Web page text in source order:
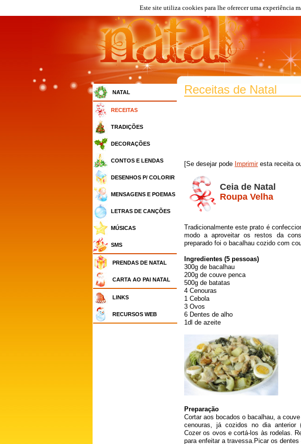
Este site utiliza cookies para lhe oferecer uma experiência
NATAL
RECEITAS
TRADIÇÕES
DECORAÇÕES
CONTOS E LENDAS
DESENHOS P/ COLORIR
MENSAGENS E POEMAS
LETRAS DE CANÇÕES
MÚSICAS
SMS
PRENDAS DE NATAL
CARTA AO PAI NATAL
LINKS
RECURSOS WEB
Receitas de Natal
[Se desejar pode Imprimiresta receita
Ceia de Natal
Roupa Velha
Tradicionalmente este prato é
modo a aproveitar os restos da
preparado foi o bacalhau cozido com
Ingredientes (5 pessoas)
300g de bacalhau
200g de couve penca
500g de batatas
4 Cenouras
1 Cebola
3 Ovos
6 Dentes de alho
1dl de azeite
Preparação
Cortar aos bocados o bacalhau, a
cenouras, já cozidos no dia anterior
Cozer os ovos e cortá-los às rodelas.
para enfeitar a travessa.Picar os dentes